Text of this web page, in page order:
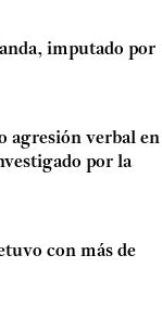
imputado por
agresión verbal en
por la
con más de